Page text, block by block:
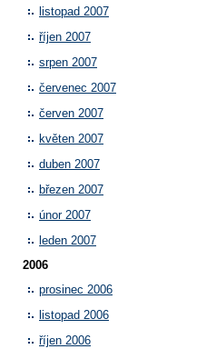
listopad 2007
říjen 2007
srpen 2007
červenec 2007
červen 2007
květen 2007
duben 2007
březen 2007
únor 2007
leden 2007
2006
prosinec 2006
listopad 2006
říjen 2006